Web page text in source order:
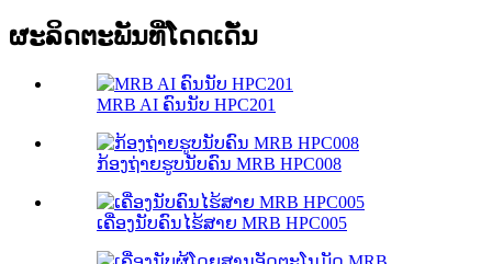
ຜະລິດຕະພັນທີ່ໂດດເດັ່ນ
MRB AI ຄົນນັບ HPC201
ກ້ອງຖ່າຍຮູບນັບຄົນ MRB HPC008
ເຄື່ອງນັບຄົນໄຮ້ສາຍ MRB HPC005